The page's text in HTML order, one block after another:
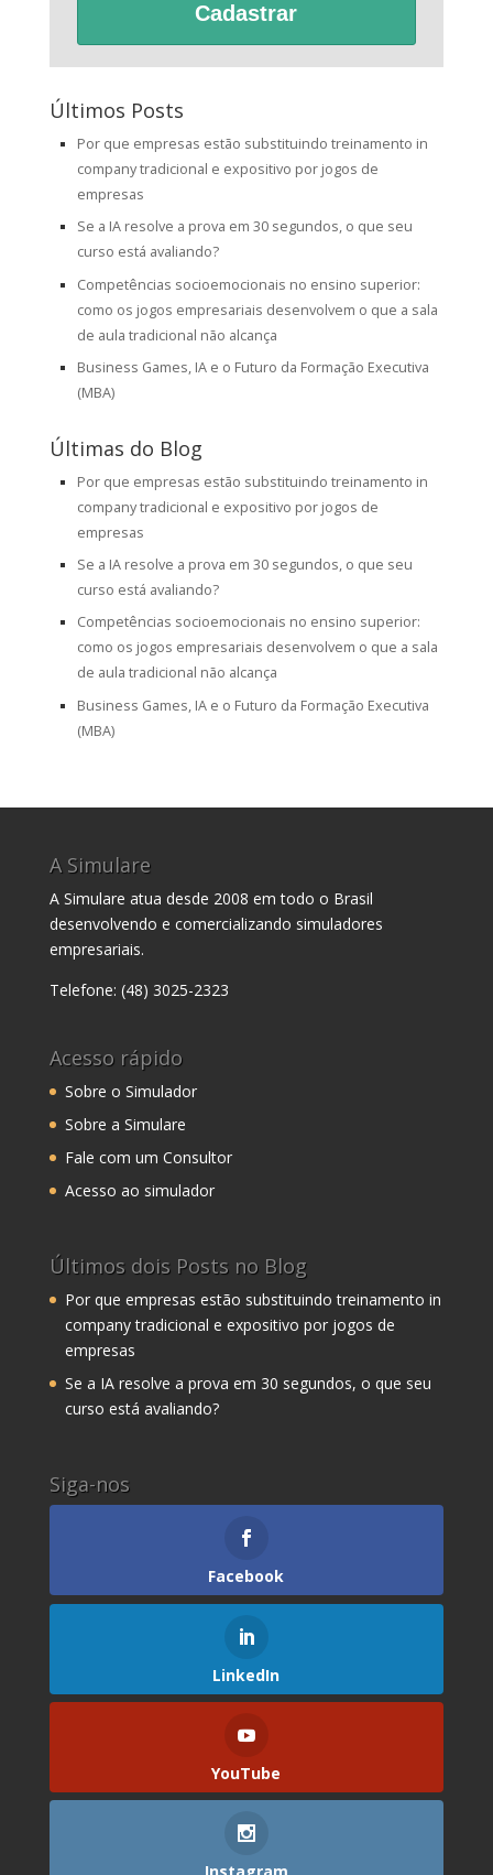
Cadastrar
Últimos Posts
Por que empresas estão substituindo treinamento in
company tradicional e expositivo por jogos de
empresas
Se a IA resolve a prova em 30 segundos, o que seu
curso está avaliando?
Competências socioemocionais no ensino superior:
como os jogos empresariais desenvolvem o que a sala
de aula tradicional não alcança
Business Games, IA e o Futuro da Formação Executiva
(MBA)
Últimas do Blog
Por que empresas estão substituindo treinamento in
company tradicional e expositivo por jogos de
empresas
Se a IA resolve a prova em 30 segundos, o que seu
curso está avaliando?
Competências socioemocionais no ensino superior:
como os jogos empresariais desenvolvem o que a sala
de aula tradicional não alcança
Business Games, IA e o Futuro da Formação Executiva
(MBA)
A Simulare
A Simulare atua desde 2008 em todo o Brasil
desenvolvendo e comercializando simuladores
empresariais.
Telefone: (48) 3025-2323
Acesso rápido
Sobre o Simulador
Sobre a Simulare
Fale com um Consultor
Acesso ao simulador
Últimos dois Posts no Blog
Por que empresas estão substituindo treinamento in
company tradicional e expositivo por jogos de
empresas
Se a IA resolve a prova em 30 segundos, o que seu
curso está avaliando?
Siga-nos
Facebook
LinkedIn
YouTube